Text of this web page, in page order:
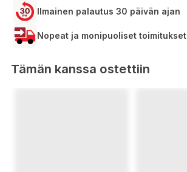
Ilmainen palautus 30 päivän ajan
Nopeat ja monipuoliset toimitukset
Tämän kanssa ostettiin